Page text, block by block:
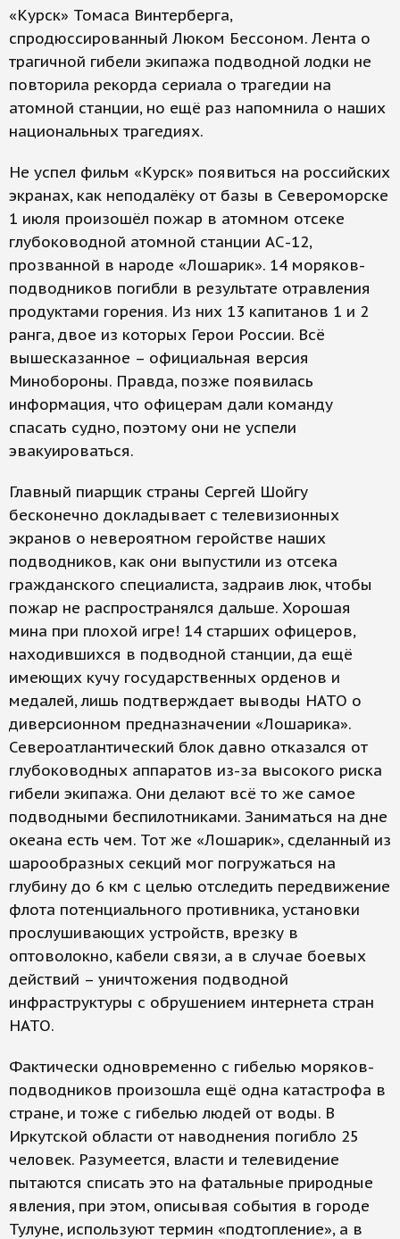
«Курск» Томаса Винтерберга,
спродюссированный Люком Бессоном. Лента о
трагичной гибели экипажа подводной лодки не
повторила рекорда сериала о трагедии на
атомной станции, но ещё раз напомнила о наших
национальных трагедиях.
Не успел фильм «Курск» появиться на российских
экранах, как неподалёку от базы в Североморске
1 июля произошёл пожар в атомном отсеке
глубоководной атомной станции АС-12,
прозванной в народе «Лошарик». 14 моряков-
подводников погибли в результате отравления
продуктами горения. Из них 13 капитанов 1 и 2
ранга, двое из которых Герои России. Всё
вышесказанное – официальная версия
Минобороны. Правда, позже появилась
информация, что офицерам дали команду
спасать судно, поэтому они не успели
эвакуироваться.
Главный пиарщик страны Сергей Шойгу
бесконечно докладывает с телевизионных
экранов о невероятном геройстве наших
подводников, как они выпустили из отсека
гражданского специалиста, задраив люк, чтобы
пожар не распространялся дальше. Хорошая
мина при плохой игре! 14 старших офицеров,
находившихся в подводной станции, да ещё
имеющих кучу государственных орденов и
медалей, лишь подтверждает выводы НАТО о
диверсионном предназначении «Лошарика».
Североатлантический блок давно отказался от
глубоководных аппаратов из-за высокого риска
гибели экипажа. Они делают всё то же самое
подводными беспилотниками. Заниматься на дне
океана есть чем. Тот же «Лошарик», сделанный из
шарообразных секций мог погружаться на
глубину до 6 км с целью отследить передвижение
флота потенциального противника, установки
прослушивающих устройств, врезку в
оптоволокно, кабели связи, а в случае боевых
действий – уничтожения подводной
инфраструктуры с обрушением интернета стран
НАТО.
Фактически одновременно с гибелью моряков-
подводников произошла ещё одна катастрофа в
стране, и тоже с гибелью людей от воды. В
Иркутской области от наводнения погибло 25
человек. Разумеется, власти и телевидение
пытаются списать это на фатальные природные
явления, при этом, описывая события в городе
Тулуне, используют термин «подтопление», а в